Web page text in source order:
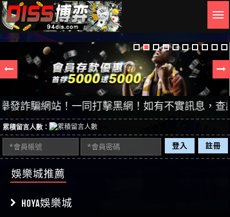
騙網站！一同打擊黑網！如有不實訊息，查證後
累積留言人數：
登入 註冊
娛樂城推薦
HOYA娛樂城